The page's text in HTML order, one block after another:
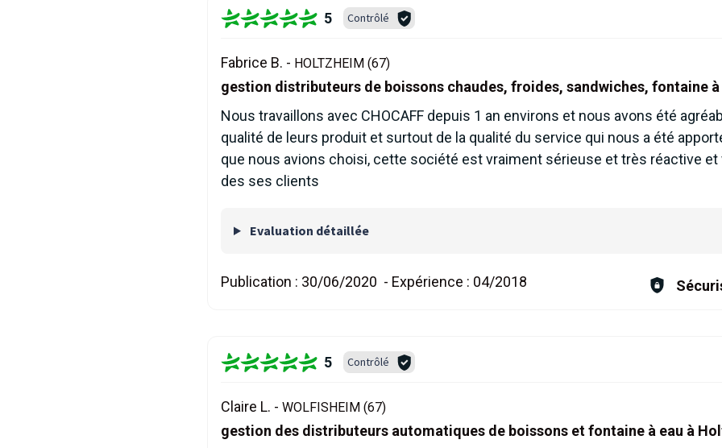
5 Contrôlé
Fabrice B. - HOLTZHEIM (67)
gestion distributeurs de boissons chaudes, froides, sandwiches, fontaine à
Nous travaillons avec CHOCAFF depuis 1 an environs et nous avons été
qualité de leurs produit et surtout de la qualité du service qui nous a été
que nous avions choisi, cette société est vraiment sérieuse et très réactive et
des ses clients
Evaluation détaillée
Publication : 30/06/2020 - Expérience : 04/2018
5 Contrôlé
Claire L. - WOLFISHEIM (67)
gestion des distributeurs automatiques de boissons et fontaine à eau à